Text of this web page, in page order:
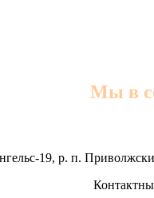
Мы в
19, р. п.